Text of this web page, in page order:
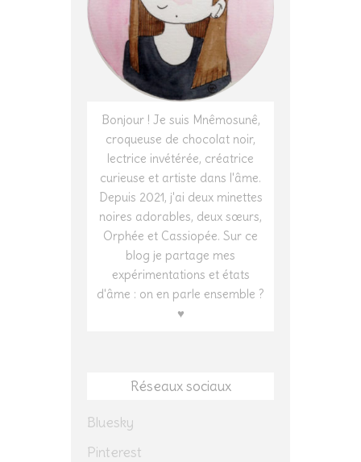
Bonjour ! Je suis Mnêmosunê,
croqueuse de chocolat noir,
lectrice invétérée, créatrice
curieuse et artiste dans l'âme.
Depuis 2021, j'ai deux minettes
noires adorables, deux sœurs,
Orphée et Cassiopée. Sur ce
blog je partage mes
expérimentations et états
d'âme : on en parle ensemble ?
♥
Réseaux sociaux
Bluesky
Pinterest